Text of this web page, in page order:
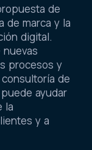
de
de marca y la
digital.
procesos y
de
ayudar
la
y a